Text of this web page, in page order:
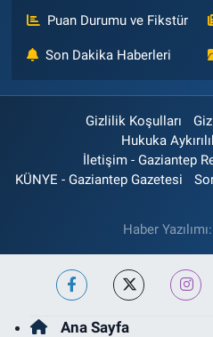
Puan Durumu ve Fikstür
Son Dakika Haberleri
Gizlilik Koşulları
Hukuka
İletişim - Gaziantep
KÜNYE - Gaziantep Gazetesi
Haber Yazılımı:
Ana Sayfa